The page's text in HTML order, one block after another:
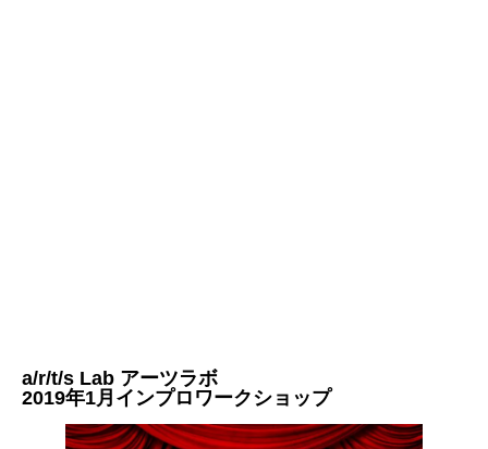
a/r/t/s Lab アーツラボ
2019年1月インプロワークショップ